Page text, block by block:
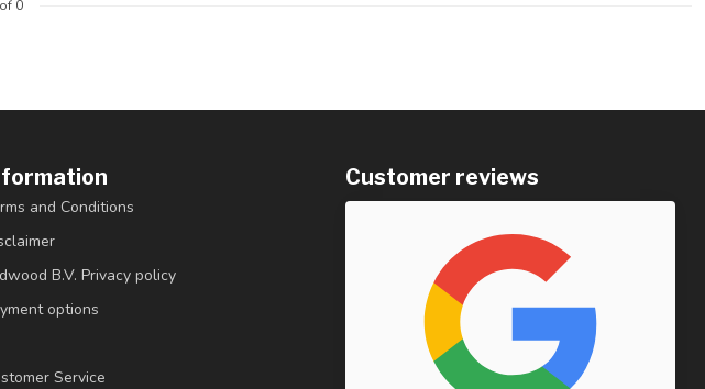
0
and Conditions
B.V. Privacy policy
options
Service
Customer reviews